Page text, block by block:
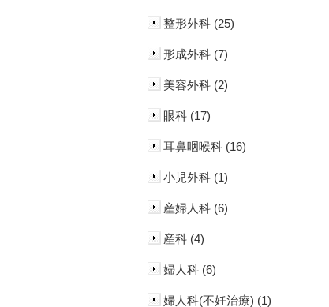
整形外科 (25)
形成外科 (7)
美容外科 (2)
眼科 (17)
耳鼻咽喉科 (16)
小児外科 (1)
産婦人科 (6)
産科 (4)
婦人科 (6)
婦人科(不妊治療) (1)